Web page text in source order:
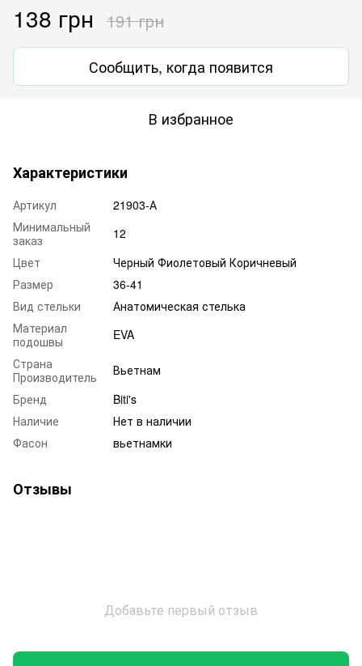
138 грн 191 грн
Сообщить, когда появится
В избранное
Характеристики
Артикул
21903-А
Минимальный
заказ
12
Цвет
Черный Фиолетовый Коричневый
Размер
36-41
Вид стельки
Анатомическая стелька
Материал
подошвы
EVA
Страна
Производитель
Вьетнам
Бренд
Biti's
Наличие
Нет в наличии
Фасон
вьетнамки
Отзывы
Добавьте первый отзыв